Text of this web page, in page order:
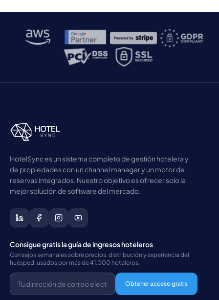
HotelSync es un sistema completo de gestión hotelera y
de propiedades con un channel manager y un motor de
reservas integrados. Nuestro objetivo es ofrecer solo la
mejor solución de software del mercado.
Consigue gratis la guía de ingresos hoteleros
Consejos semanales sobre precios, distribución y experiencia del
huésped, usados por más de 41.000 hoteleros.
Obtener acceso gratis